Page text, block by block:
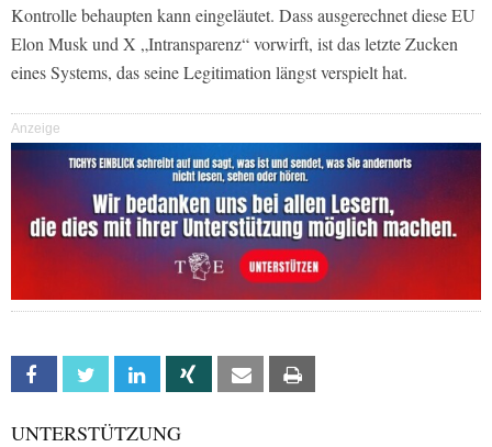
Kontrolle behaupten kann eingeläutet. Dass ausgerechnet diese EU
Elon Musk und X „Intransparenz“ vorwirft, ist das letzte Zucken
eines Systems, das seine Legitimation längst verspielt hat.
Anzeige
Facebook Twitter Linkedin Xing Email
UNTERSTÜTZUNG